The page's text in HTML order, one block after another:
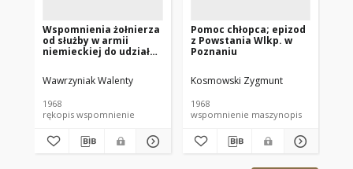
Wspomnienia żołnierza
od służby w armii
niemieckiej do udziału
Poznania (Wawrzyniak
Walenty)
Wawrzyniak Walenty
1968
rękopis wspomnienie
Pomoc chłopca; epizod
z Powstania Wlkp. w
Poznaniu
Kosmowski Zygmunt
1968
wspomnienie maszynopis